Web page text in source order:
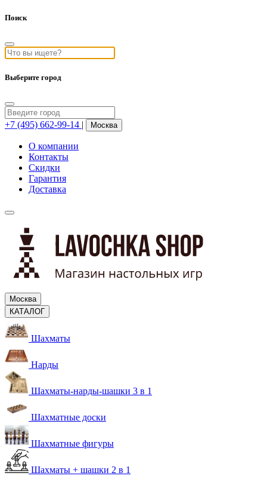
Поиск
Выберите город
+7 (495) 662-99-14 | Москва
О компании
Контакты
Скидки
Гарантия
Доставка
Москва
КАТАЛОГ
Шахматы
Нарды
Шахматы-нарды-шашки 3 в 1
Шахматные доски
Шахматные фигуры
Шахматы + шашки 2 в 1